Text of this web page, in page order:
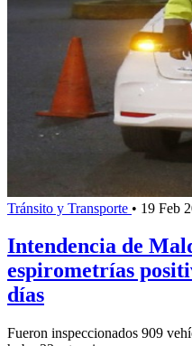
Tránsito y Transporte • 19 Feb
Intendencia de
espirometrías
días
Fueron inspeccionados 909